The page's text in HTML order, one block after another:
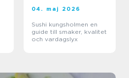
04. maj 2026
Sushi kungsholmen en
guide till smaker, kvalitet
och vardagslyx